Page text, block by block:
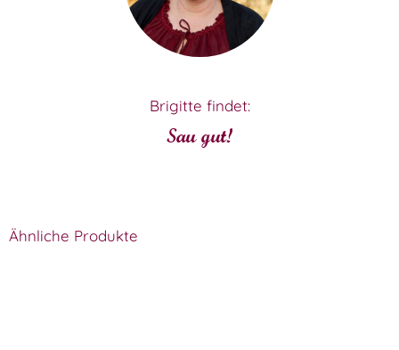
Brigitte findet:
Sau gut!
Ähnliche Produkte